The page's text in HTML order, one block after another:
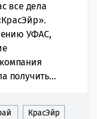
все дела
УФАС,
получить...
КрасЭйр